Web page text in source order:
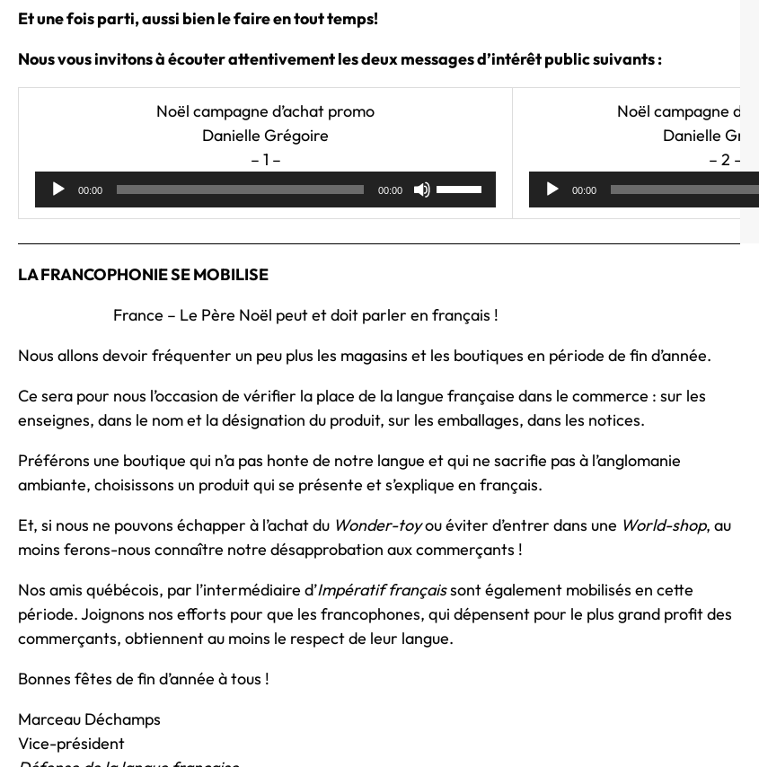
Et une fois parti, aussi bien le faire en tout temps!
Nous vous invitons à écouter attentivement les deux messages d’intérêt public suivants :
Noël campagne d’achat promo
Danielle Grégoire
– 1 –
Lecteur
audio
00:00 00:00
Utilisez
les
diminuer
volume.
Noël campagne
Danielle
– 2 –
00:00
LA FRANCOPHONIE SE MOBILISE
France – Le Père Noël peut et doit parler en français !
Nous allons devoir fréquenter un peu plus les magasins et les boutiques en période de fin d’année.
Ce sera pour nous l’occasion de vérifier la place de la langue française dans le commerce : sur les
enseignes, dans le nom et la désignation du produit, sur les emballages, dans les notices.
Préférons une boutique qui n’a pas honte de notre langue et qui ne sacrifie pas à l’anglomanie
ambiante, choisissons un produit qui se présente et s’explique en français.
Et, si nous ne pouvons échapper à l’achat du Wonder-toyou éviter d’entrer dans une World-shop, au
moins ferons-nous connaître notre désapprobation aux commerçants !
Nos amis québécois, par l’intermédiaire d’Impératif françaissont également mobilisés en cette
période. Joignons nos efforts pour que les francophones, qui dépensent pour le plus grand profit des
commerçants, obtiennent au moins le respect de leur langue.
Bonnes fêtes de fin d’année à tous !
Marceau Déchamps
Vice-président